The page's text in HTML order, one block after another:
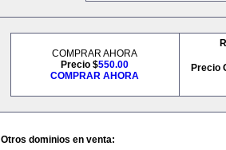
COMPRAR AHORA
Precio $550.00
COMPRAR AHORA
Precio
Otros dominios en venta: